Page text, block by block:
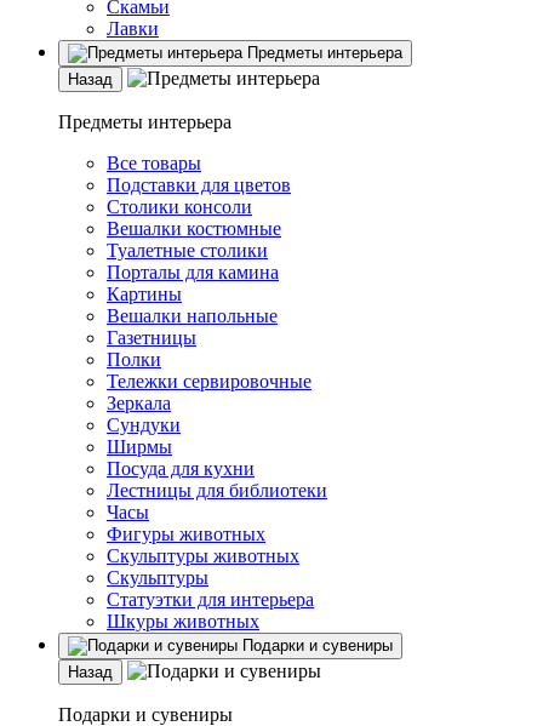
Скамьи
Лавки
Предметы интерьера
Назад
Предметы интерьера
Все товары
Подставки для цветов
Столики консоли
Вешалки костюмные
Туалетные столики
Порталы для камина
Картины
Вешалки напольные
Газетницы
Полки
Тележки сервировочные
Зеркала
Сундуки
Ширмы
Посуда для кухни
Лестницы для библиотеки
Часы
Фигуры животных
Скульптуры животных
Скульптуры
Статуэтки для интерьера
Шкуры животных
Подарки и сувениры
Назад
Подарки и сувениры